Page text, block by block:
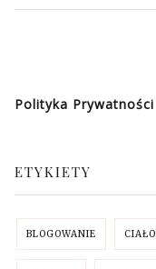
Polityka Prywatności
ETYKIETY
BLOGOWANIE CIAŁO